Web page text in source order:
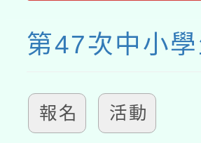
第47次中小
報名 活動